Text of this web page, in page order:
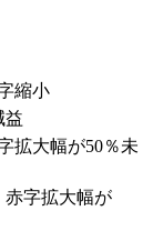
縮小
益
拡大幅が50％未
赤字拡大幅が